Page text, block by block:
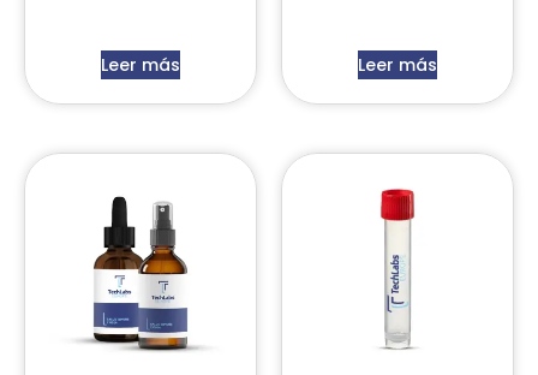
Leer más Leer más